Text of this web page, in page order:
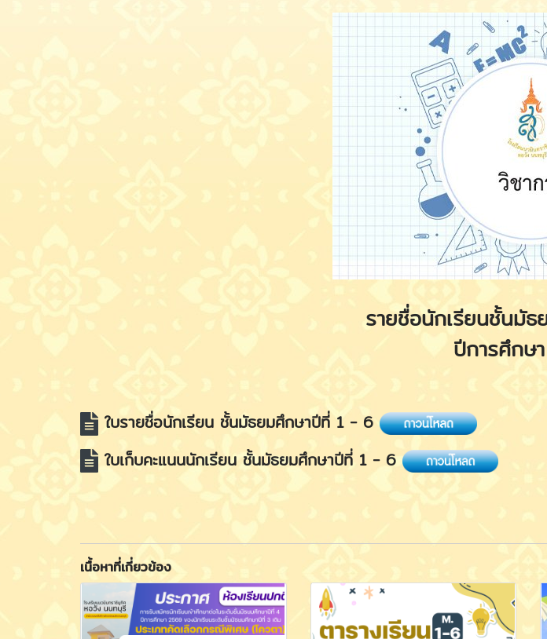
รายชื่อนักเรียนชั้นมั
ปีการศึกษ
ใบรายชื่อนักเรียน ชั้นมัธยมศึกษาปีที่ 1 - 6
ใบเก็บคะแนนนักเรียน ชั้นมัธยมศึกษาปีที่ 1 - 6
เนื้อหาที่เกี่ยวข้อง